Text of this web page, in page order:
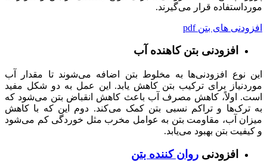
مورداستفاده قرار می‌گیرند.
افزودنی های بتن pdf
افزودنی بتن کاهنده آب
این نوع افزودنی‌ها به مخلوط بتن اضافه می‌شوند تا مقدار آب
موردنیاز برای ترکیب بتن کاهش یابد. این عمل به دو شکل مفید
است. اولاً، کاهش مصرف آب باعث کاهش انقباض بتن می‌شود که
به ترک‌ها و تراکم نسبی بتن کمک می‌کند. دوم این که با کاهش
میزان آب، مقاومت بتن به عوامل مخرب مثل خوردگی کم می‌شود
و کیفیت بتن بهبود می‌یابد.
افزودنی روان کننده بتن